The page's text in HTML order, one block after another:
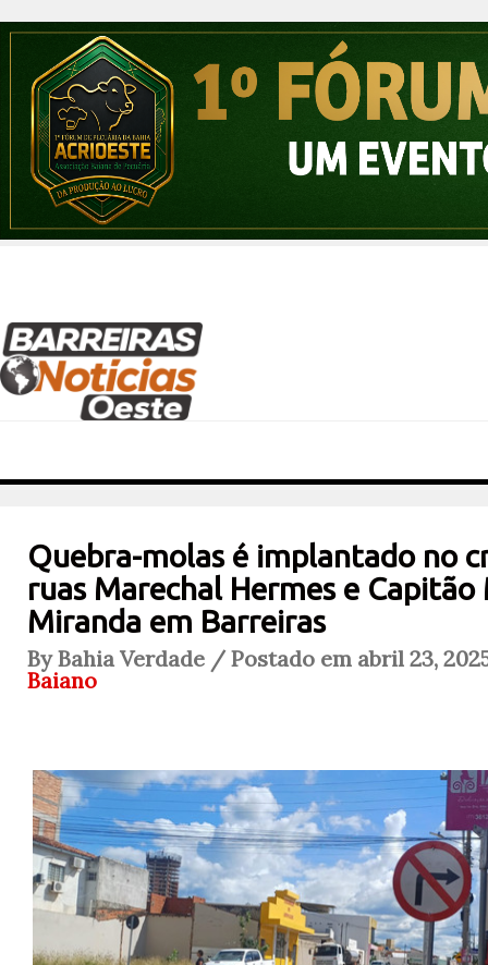
Quebra-molas é implantado no
ruas Marechal Hermes e Capitão
Miranda em Barreiras
By Bahia Verdade / Postado em abril 23,
Baiano